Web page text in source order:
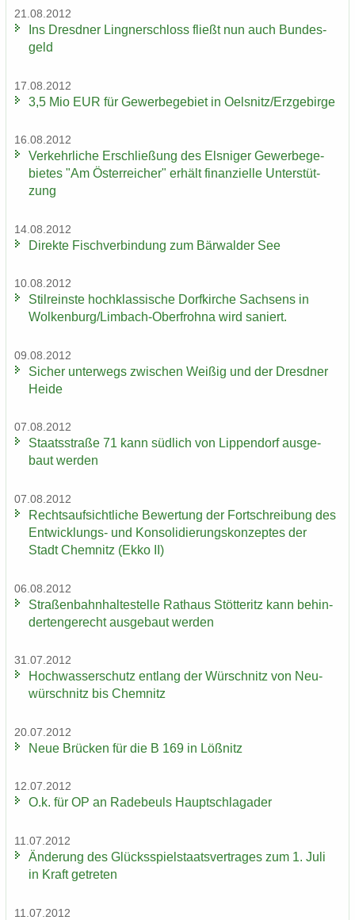
21.08.2012
Ins Dresd­ner Ling­ner­schloss fließt nun auch Bun­des­
geld
17.08.2012
3,5 Mio EUR für Ge­wer­be­ge­biet in Oels­nitz/Erz­ge­bir­ge
16.08.2012
Ver­kehr­li­che Er­schlie­ßung des Els­ni­ger Ge­wer­be­ge­
bie­tes "Am Ös­ter­rei­cher" er­hält fi­nan­zi­el­le Un­ter­stüt­
zung
14.08.2012
Di­rek­te Fisch­ver­bin­dung zum Bär­wal­der See
10.08.2012
Stil­reins­te hoch­klas­si­sche Dorf­kir­che Sach­sens in
Wol­ken­burg/Limbach-​Oberfrohna wird sa­niert.
09.08.2012
Si­cher un­ter­wegs zwi­schen Wei­ßig und der Dresd­ner
Heide
07.08.2012
Staats­stra­ße 71 kann süd­lich von Lip­pen­dorf aus­ge­
baut wer­den
07.08.2012
Rechts­auf­sicht­li­che Be­wer­tung der Fort­schrei­bung des
Entwicklungs-​ und Kon­so­li­die­rungs­kon­zep­tes der
Stadt Chem­nitz (Ekko II)
06.08.2012
Stra­ßen­bahn­hal­te­stel­le Rat­haus Stöt­teritz kann be­hin­
der­ten­ge­recht aus­ge­baut wer­den
31.07.2012
Hoch­was­ser­schutz ent­lang der Wür­schnitz von Neu­
wür­schnitz bis Chem­nitz
20.07.2012
Neue Brü­cken für die B 169 in Löß­nitz
12.07.2012
O.k. für OP an Ra­de­beuls Haupt­schlag­ader
11.07.2012
Än­de­rung des Glücks­spiel­staats­ver­tra­ges zum 1. Juli
in Kraft ge­tre­ten
11.07.2012